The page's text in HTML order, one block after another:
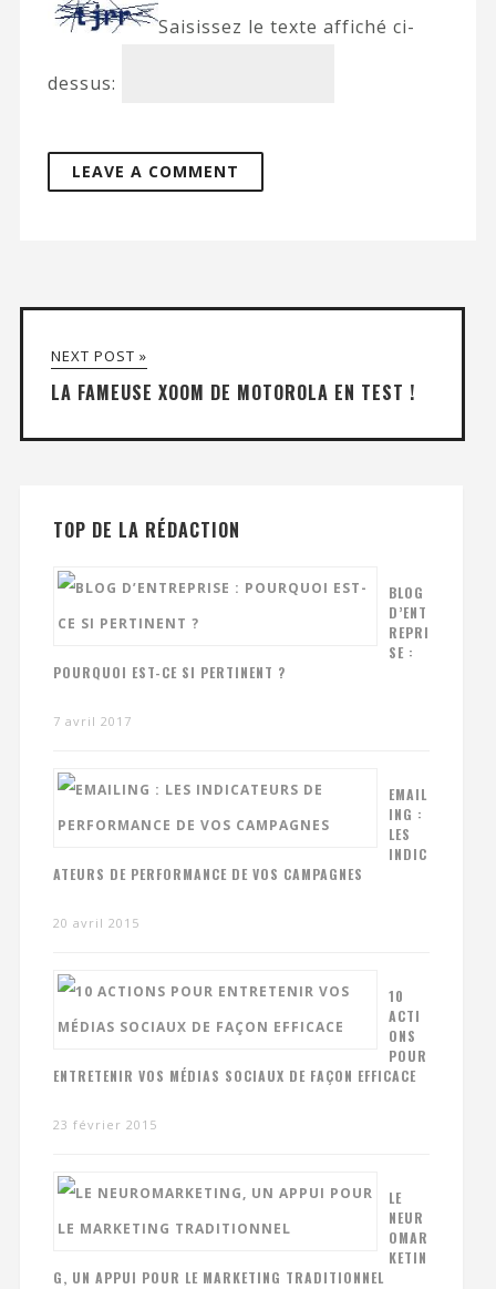
Saisissez le texte affiché ci-
dessus:
NEXT POST »
LA FAMEUSE XOOM DE MOTOROLA EN TEST !
TOP DE LA RÉDACTION
BLOG
D’ENT
REPRI
SE :
POURQUOI EST-CE SI PERTINENT ?
7 avril 2017
EMAIL
ING :
LES
INDIC
ATEURS DE PERFORMANCE DE VOS CAMPAGNES
20 avril 2015
10
ACTI
ONS
POUR
ENTRETENIR VOS MÉDIAS SOCIAUX DE FAÇON EFFICACE
23 février 2015
LE
NEUR
OMAR
KETIN
G, UN APPUI POUR LE MARKETING TRADITIONNEL